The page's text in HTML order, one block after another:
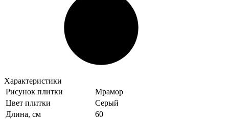
Характеристики
Рисунок плитки
Мрамор
Цвет плитки
Серый
Длина, см
60